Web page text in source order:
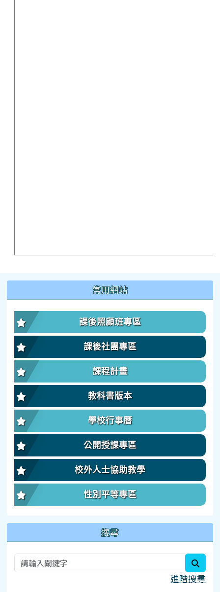
常用網站
課後照顧班專區
課後社團專區
課程計畫
教科書版本
學校行事曆
公開授課專區
校外人士協助教學
性別平等專區
搜尋
進階搜尋